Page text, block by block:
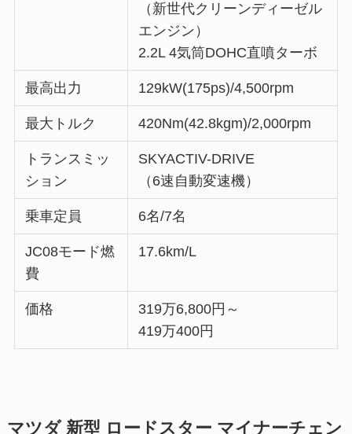
（新世代クリーンディーゼル
エンジン）
2.2L 4気筒DOHC直噴ターボ
最高出力 129kW(175ps)/4,500rpm
最大トルク 420Nm(42.8kgm)/2,000rpm
トランスミッ
ション
SKYACTIV-DRIVE
（6速自動変速機）
乗車定員 6名/7名
JC08モード燃
費
17.6km/L
価格
319万6,800円～
419万400円
マツダ 新型 ロードスター マイナーチェン